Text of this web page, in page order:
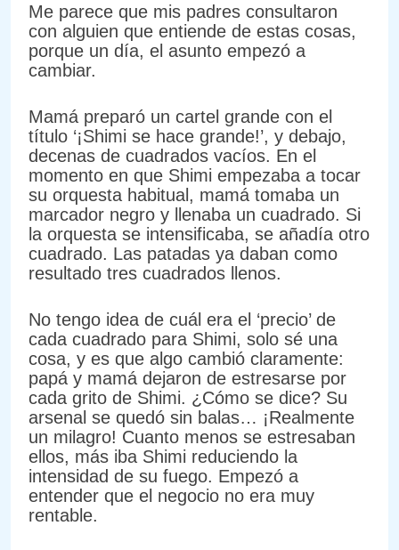
Me parece que mis padres consultaron
con alguien que entiende de estas cosas,
porque un día, el asunto empezó a
cambiar.
Mamá preparó un cartel grande con el
título ‘¡Shimi se hace grande!’, y debajo,
decenas de cuadrados vacíos. En el
momento en que Shimi empezaba a tocar
su orquesta habitual, mamá tomaba un
marcador negro y llenaba un cuadrado. Si
la orquesta se intensificaba, se añadía otro
cuadrado. Las patadas ya daban como
resultado tres cuadrados llenos.
No tengo idea de cuál era el ‘precio’ de
cada cuadrado para Shimi, solo sé una
cosa, y es que algo cambió claramente:
papá y mamá dejaron de estresarse por
cada grito de Shimi. ¿Cómo se dice? Su
arsenal se quedó sin balas… ¡Realmente
un milagro! Cuanto menos se estresaban
ellos, más iba Shimi reduciendo la
intensidad de su fuego. Empezó a
entender que el negocio no era muy
rentable.